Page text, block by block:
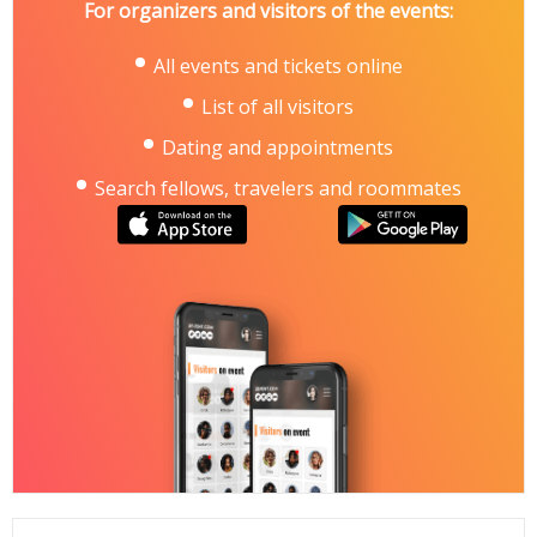
For organizers and visitors of the events:
All events and tickets online
List of all visitors
Dating and appointments
Search fellows, travelers and roommates